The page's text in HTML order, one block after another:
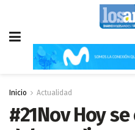
Inicio Actualidad
#21Nov Hoy